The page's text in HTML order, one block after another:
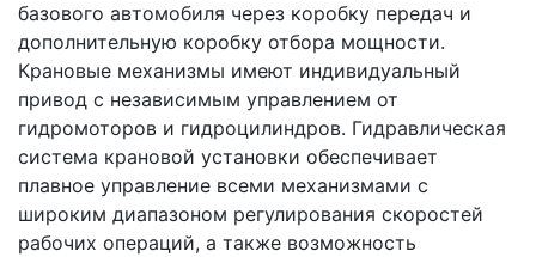
базового автомобиля через коробку передач и
дополнительную коробку отбора мощности.
Крановые механизмы имеют индивидуальный
привод с независимым управлением от
гидромоторов и гидроцилиндров. Гидравлическая
система крановой установки обеспечивает
плавное управление всеми механизмами с
широким диапазоном регулирования скоростей
рабочих операций, а также возможность